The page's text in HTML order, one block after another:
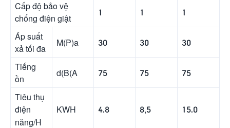
Cấp độ bảo vệ
chống điện giật
1 1 1
Áp suất
xả tối đa
M(P)a 30 30 30
Tiếng
ồn
d(B(A 75 75 75
Tiêu thụ
điện
năng/H
KWH 4.8 8,5 15.0